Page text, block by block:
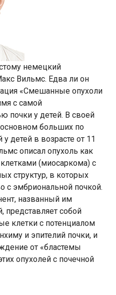
немецкий
Вильмс. Едва ли он
«Смешанные опухоли
с самой
почки у детей. В своей
больших по
детей в возрасте от 11
описал опухоль как
(миосаркома) с
структур, в которых
с эмбриональной почкой.
названный им
представляет собой
клетки с потенциалом
и эпителий почки, и
от «бластемы
опухолей с почечной